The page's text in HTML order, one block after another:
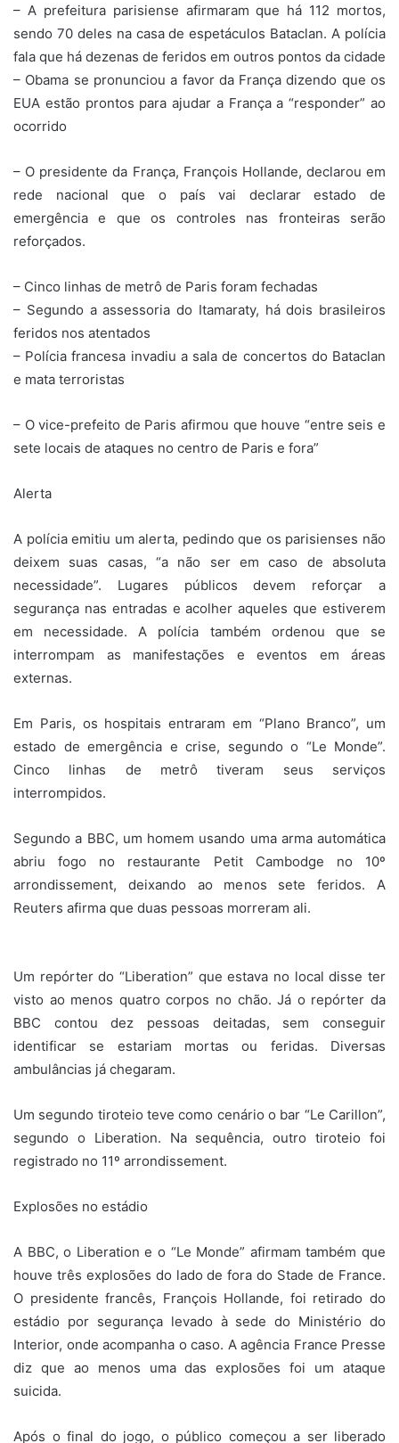
– A prefeitura parisiense afirmaram que há 112 mortos,
sendo 70 deles na casa de espetáculos Bataclan. A polícia
fala que há dezenas de feridos em outros pontos da cidade
– Obama se pronunciou a favor da França dizendo que os
EUA estão prontos para ajudar a França a “responder” ao
ocorrido
– O presidente da França, François Hollande, declarou em
rede nacional que o país vai declarar estado de
emergência e que os controles nas fronteiras serão
reforçados.
– Cinco linhas de metrô de Paris foram fechadas
– Segundo a assessoria do Itamaraty, há dois brasileiros
feridos nos atentados
– Polícia francesa invadiu a sala de concertos do Bataclan
e mata terroristas
– O vice-prefeito de Paris afirmou que houve “entre seis e
sete locais de ataques no centro de Paris e fora”
Alerta
A polícia emitiu um alerta, pedindo que os parisienses não
deixem suas casas, “a não ser em caso de absoluta
necessidade”. Lugares públicos devem reforçar a
segurança nas entradas e acolher aqueles que estiverem
em necessidade. A polícia também ordenou que se
interrompam as manifestações e eventos em áreas
externas.
Em Paris, os hospitais entraram em “Plano Branco”, um
estado de emergência e crise, segundo o “Le Monde”.
Cinco linhas de metrô tiveram seus serviços
interrompidos.
Segundo a BBC, um homem usando uma arma automática
abriu fogo no restaurante Petit Cambodge no 10º
arrondissement, deixando ao menos sete feridos. A
Reuters afirma que duas pessoas morreram ali.
Um repórter do “Liberation” que estava no local disse ter
visto ao menos quatro corpos no chão. Já o repórter da
BBC contou dez pessoas deitadas, sem conseguir
identificar se estariam mortas ou feridas. Diversas
ambulâncias já chegaram.
Um segundo tiroteio teve como cenário o bar “Le Carillon”,
segundo o Liberation. Na sequência, outro tiroteio foi
registrado no 11º arrondissement.
Explosões no estádio
A BBC, o Liberation e o “Le Monde” afirmam também que
houve três explosões do lado de fora do Stade de France.
O presidente francês, François Hollande, foi retirado do
estádio por segurança levado à sede do Ministério do
Interior, onde acompanha o caso. A agência France Presse
diz que ao menos uma das explosões foi um ataque
suicida.
Após o final do jogo, o público começou a ser liberado